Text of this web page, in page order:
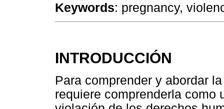
Keywords: pregnancy,
INTRODUCCIÓN
Para comprender y abordar
requiere comprenderla como